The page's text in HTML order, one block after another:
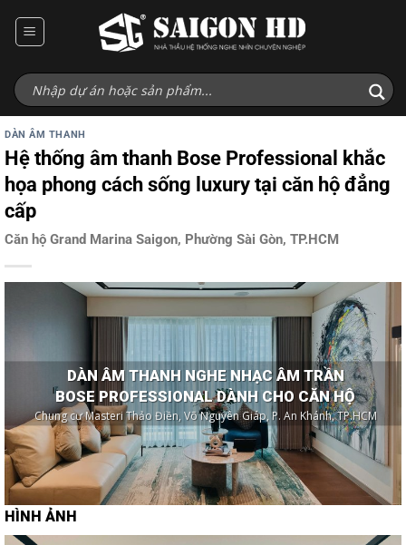
qua
dung
DÀN ÂM THANH
Hệ thống âm thanh Bose Professional khắc
họa phong cách sống luxury tại căn hộ đẳng
cấp
Căn hộ Grand Marina Saigon, Phường Sài Gòn, TP.HCM
DÀN ÂM THANH NGHE NHẠC ÂM TRẦN
BOSE PROFESSIONAL DÀNH CHO CĂN HỘ
Chung cư Masteri Thảo Điền, Võ Nguyên Giáp, P. An Khánh, TP.HCM
HÌNH ẢNH